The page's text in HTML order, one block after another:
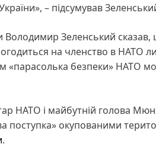
– підсумував
Володимир Зеленський сказав,
на членство в НАТО
«парасолька безпеки» НАТО
НАТО і майбутній голова
окупованими
.